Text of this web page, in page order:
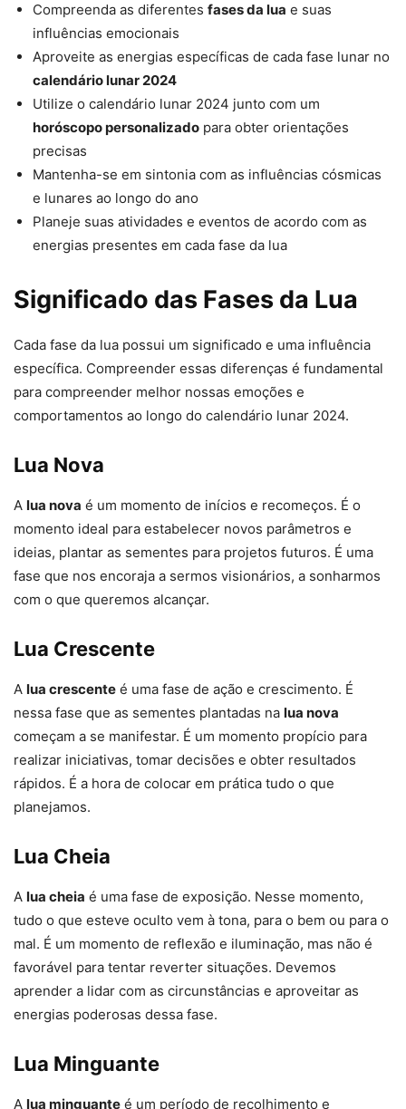
Compreenda as diferentes fases da lua e suas
influências emocionais
Aproveite as energias específicas de cada fase lunar no
calendário lunar 2024
Utilize o calendário lunar 2024 junto com um
horóscopo personalizado para obter orientações
precisas
Mantenha-se em sintonia com as influências cósmicas
e lunares ao longo do ano
Planeje suas atividades e eventos de acordo com as
energias presentes em cada fase da lua
Significado das Fases da Lua
Cada fase da lua possui um significado e uma influência
específica. Compreender essas diferenças é fundamental
para compreender melhor nossas emoções e
comportamentos ao longo do calendário lunar 2024.
Lua Nova
A lua nova é um momento de inícios e recomeços. É o
momento ideal para estabelecer novos parâmetros e
ideias, plantar as sementes para projetos futuros. É uma
fase que nos encoraja a sermos visionários, a sonharmos
com o que queremos alcançar.
Lua Crescente
A lua crescente é uma fase de ação e crescimento. É
nessa fase que as sementes plantadas na lua nova
começam a se manifestar. É um momento propício para
realizar iniciativas, tomar decisões e obter resultados
rápidos. É a hora de colocar em prática tudo o que
planejamos.
Lua Cheia
A lua cheia é uma fase de exposição. Nesse momento,
tudo o que esteve oculto vem à tona, para o bem ou para o
mal. É um momento de reflexão e iluminação, mas não é
favorável para tentar reverter situações. Devemos
aprender a lidar com as circunstâncias e aproveitar as
energias poderosas dessa fase.
Lua Minguante
A lua minguante é um período de recolhimento e